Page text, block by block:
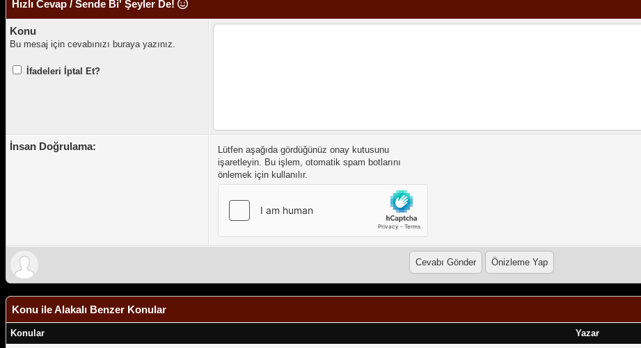
Hızlı Cevap / Sende Bi' Şeyler De!
Konu
Bu mesaj için cevabınızı buraya yazınız.
İfadeleri İptal Et?
İnsan Doğrulama:
Lütfen aşağıda gördüğünüz onay kutusunu
işaretleyin. Bu işlem, otomatik spam botlarını
önlemek için kullanılır.
Konu ile Alakalı Benzer Konular
Konular Yazar